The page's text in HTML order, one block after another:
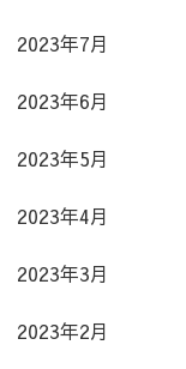
2023年7月
2023年6月
2023年5月
2023年4月
2023年3月
2023年2月